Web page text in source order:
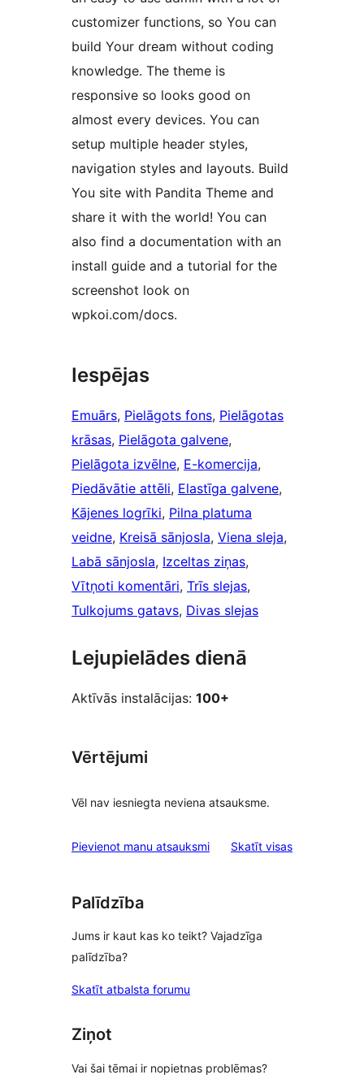
customizer functions, so You can
build Your dream without coding
knowledge. The theme is
responsive so looks good on
almost every devices. You can
setup multiple header styles,
navigation styles and layouts. Build
You site with Pandita Theme and
share it with the world! You can
also find a documentation with an
install guide and a tutorial for the
screenshot look on
wpkoi.com/docs.
Iespējas
Emuārs, Pielāgots fons, Pielāgotas
krāsas, Pielāgota galvene
Pielāgota izvēlne, E-komercija
Piedāvātie attēli, Elastīga galvene
Kājenes logrīki, Pilna platuma
veidne, Kreisā sānjosla, Viena sleja
Labā sānjosla, Izceltas ziņas
Vītņoti komentāri, Trīs slejas
Tulkojums gatavs, Divas slejas
Lejupielādes dienā
Aktīvās instalācijas: 100+
Vērtējumi
Vēl nav iesniegta neviena atsauksme.
Pievienot manu atsauksmi Skatīt visasatsauksmes
Palīdzība
Jums ir kaut kas ko teikt? Vajadzīga
palīdzība?
Skatīt atbalsta forumu
Ziņot
Vai šai tēmai ir nopietnas problēmas?